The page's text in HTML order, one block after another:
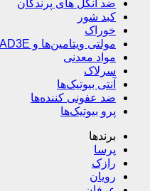
ضد انگل های پرندگان
کبد شور
خوراک
مولتی ویتامین‌ها و AD3E
مواد معدنی
سرلاک
آنتی بیوتیک‌ها
ضد عفونی کننده‌ها
پرو بیوتیک‌ها
برندها
پرسا
رازک
رویان